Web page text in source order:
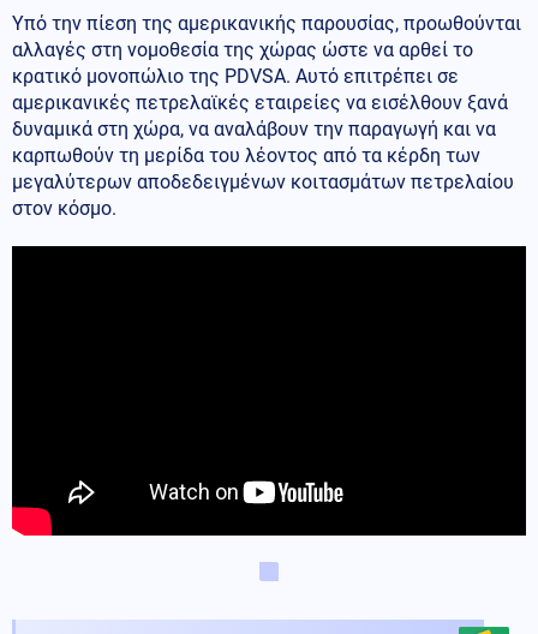
Υπό την πίεση της αμερικανικής παρουσίας, προωθούνται
αλλαγές στη νομοθεσία της χώρας ώστε να αρθεί το
κρατικό μονοπώλιο της PDVSA. Αυτό επιτρέπει σε
αμερικανικές πετρελαϊκές εταιρείες να εισέλθουν ξανά
δυναμικά στη χώρα, να αναλάβουν την παραγωγή και να
καρπωθούν τη μερίδα του λέοντος από τα κέρδη των
μεγαλύτερων αποδεδειγμένων κοιτασμάτων πετρελαίου
στον κόσμο.